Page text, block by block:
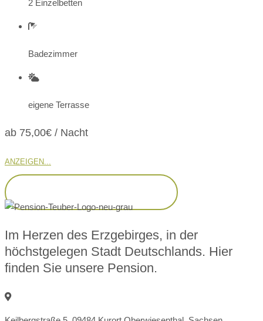
2 Einzelbetten
Badezimmer
eigene Terrasse
ab 75,00€ / Nacht
ANZEIGEN...
Im Herzen des Erzgebirges, in der
höchstgelegen Stadt Deutschlands. Hier
finden Sie unsere Pension.